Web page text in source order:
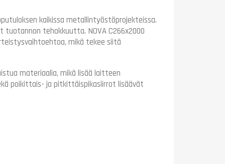
kaikissa metallintyöstöprojekteissa.
tehokkuutta. NOVA C266x2000
mikä tekee siitä
materiaalia, mikä lisää laitteen
poikittais- ja pitkittäispikasiirrot lisäävät